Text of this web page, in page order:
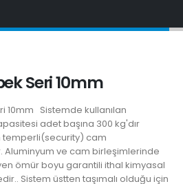
Seri 10mm
10mm Sistemde kullanılan
adet başına 300 kg'dır
temperli(security) cam
Aluminyum ve cam birleşimlerinde
ömür boyu garantili ithal kimyasal
Sistem üstten taşımalı olduğu için